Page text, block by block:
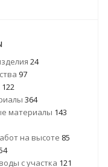
24
97
122
364
материалы 143
на высоте 85
с участка 121